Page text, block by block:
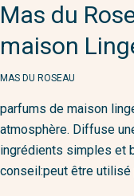
Mas du
maison
MARQUE
MAS DU ROSEAU
parfums de maison
atmosphère. Diffuse
ingrédients simples et
conseil:peut être utilisé